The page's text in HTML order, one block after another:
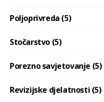
Poljoprivreda (5)
Stočarstvo (5)
Porezno savjetovanje (5)
Revizijske djelatnosti (5)